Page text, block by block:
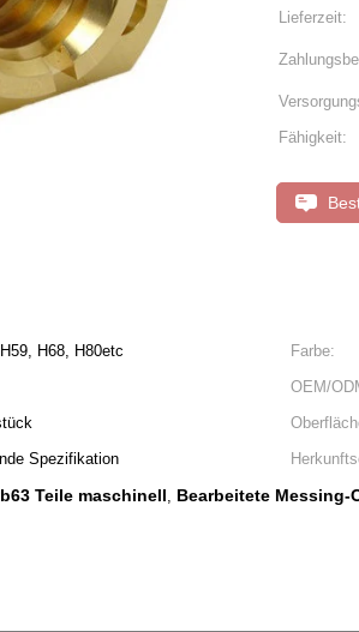
Lieferzeit:
Fähigkeit:
H68, H80etc Farbe:
OEM/
Spezifikation
Teile maschinell, Bearbeitete Messing-